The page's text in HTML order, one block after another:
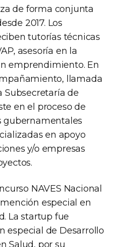
de forma conjunta
2017. Los
tutorías técnicas
asesoría en la
emprendimiento. En
llamada
Subsecretaría de
en el proceso de
gubernamentales
en apoyo
y/o empresas
NAVES Nacional
especial en
La startup fue
especial de Desarrollo
Salud, por su